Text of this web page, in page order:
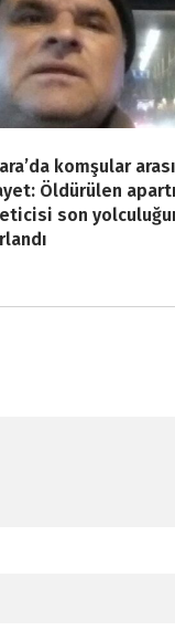
komşular
Öldürülen
son